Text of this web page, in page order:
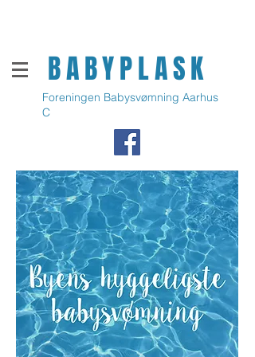
BABYPLASK
Foreningen Babysvømning Aarhus
C